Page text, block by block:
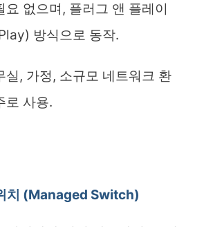
요 없으며, 플러그 앤 플레이
방식으로 동작.
실, 가정, 소규모 네트워크 환
로 사용.
치 (Managed Switch)